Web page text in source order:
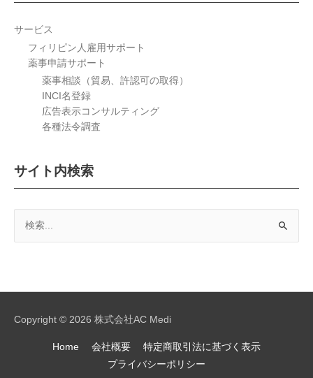
サービス
フィリピン人雇用サポート
薬事申請サポート
薬事相談（貿易、許認可の取得）
INCI名登録
広告表示コンサルティング
各種法令調査
サイト内検索
索
Copyright © 2026 株式会社AC Medi
Home 会社概要
特定商取引法に基づく表示
プライバシーポリシー